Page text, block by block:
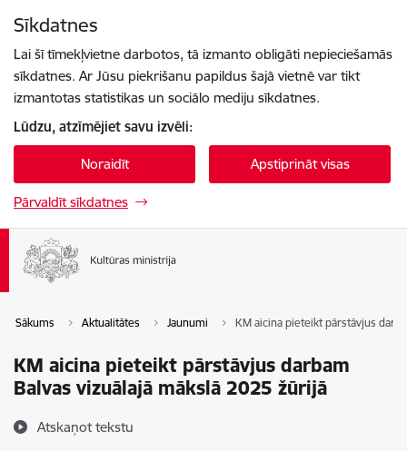
Sīkdatnes
Lai šī tīmekļvietne darbotos, tā izmanto obligāti nepieciešamās
sīkdatnes. Ar Jūsu piekrišanu papildus šajā vietnē var tikt
izmantotas statistikas un sociālo mediju sīkdatnes.
Lūdzu, atzīmējiet savu izvēli:
Noraidīt Apstiprināt visas
Pārvaldīt sīkdatnes
Sākums Aktualitātes Jaunumi KM aicina pieteikt pārstāvjus
KM aicina pieteikt pārstāvjus darbam
Balvas vizuālajā mākslā 2025 žūrijā
Atskaņot tekstu